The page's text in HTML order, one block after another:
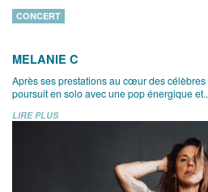
CONCERT
MELANIE C
Après ses prestations au cœur des
poursuit en solo avec une pop énergique
LIRE PLUS